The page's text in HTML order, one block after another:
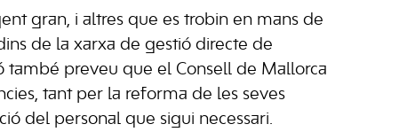
gran, i altres que es trobin en mans de
de la xarxa de gestió directe de
també preveu que el Consell de Mallorca
tant per la reforma de les seves
del personal que sigui necessari.